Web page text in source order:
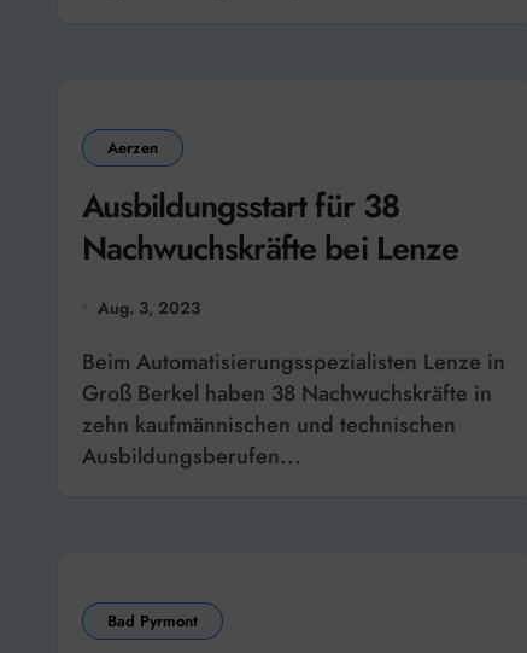
Aerzen
Ausbildungsstart für 38
Nachwuchskräfte bei Lenze
Aug. 3, 2023
Beim Automatisierungsspezialisten Lenze in
Groß Berkel haben 38 Nachwuchskräfte in
zehn kaufmännischen und technischen
Ausbildungsberufen...
Bad Pyrmont